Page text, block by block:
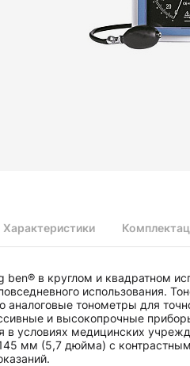
наборы ri-scope L
наборы ri-vision
для стетоскопов
Характеристики
ben® в круглом и квадратном
использования.
аналоговые тонометры для
и высокопрочные
в условияx медицинскиx
мм (5,7 дюйма) с